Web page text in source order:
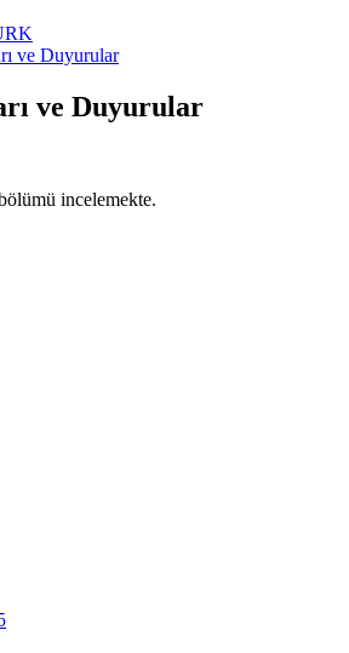
ve Duyurular
ve Duyurular
incelemekte.